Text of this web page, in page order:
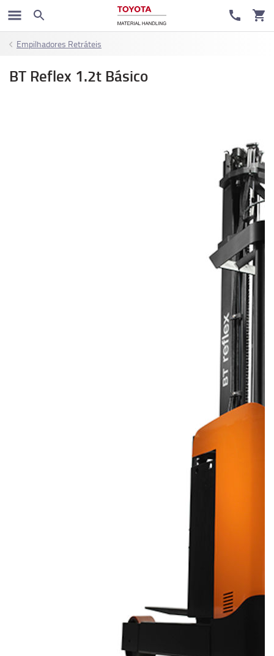
Empilhadores Retráteis
BT Reflex 1.2t Básico